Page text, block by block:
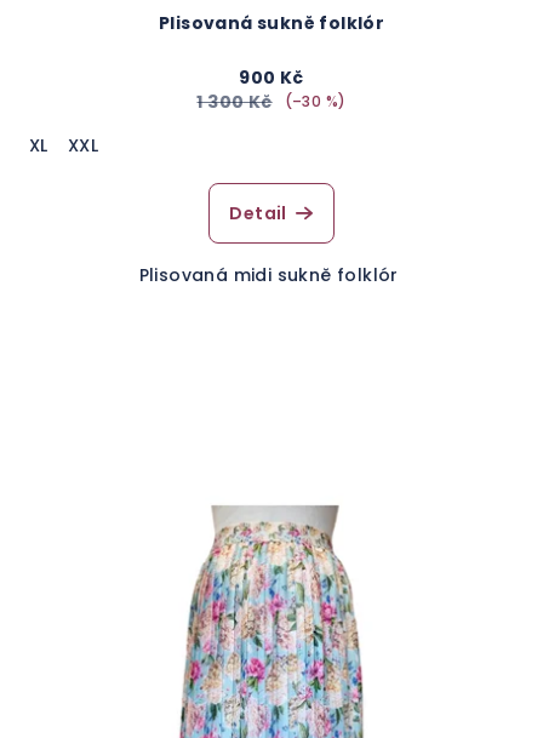
Plisovaná sukně folklór
900 Kč
1 300 Kč
(–30 %)
XL XXL
Detail
Plisovaná midi sukně folklór